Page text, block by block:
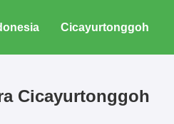
Cicayurtonggoh
Cicayurtonggoh